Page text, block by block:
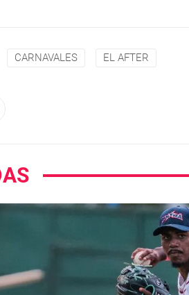
CARNAVALES EL AFTER